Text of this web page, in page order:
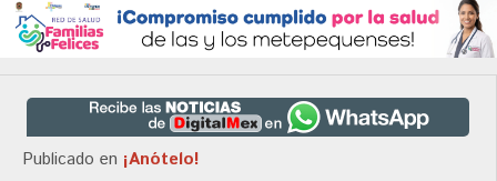
Publicado en ¡Anótelo!